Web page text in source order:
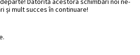
și mult succes în continuare!